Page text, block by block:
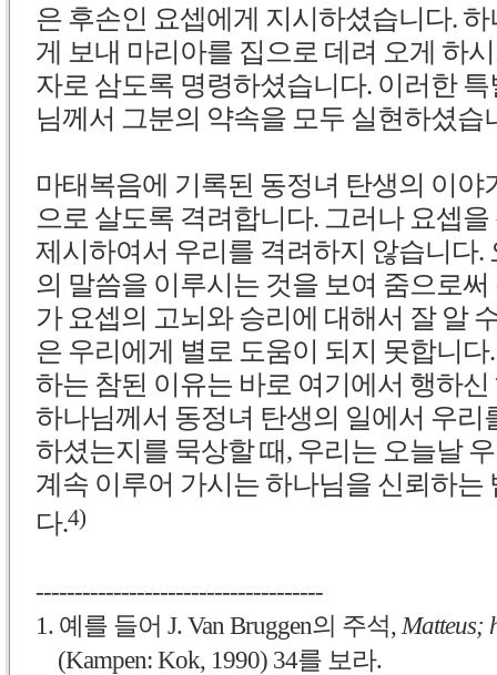
은 후손인 요셉에게 지시하셨습니다.
게 보내 마리아를 집으로 데려 오게 하
자로 삼도록 명령하셨습니다. 이러한
님께서 그분의 약속을 모두 실현하셨습
마태복음에 기록된 동정녀 탄생의 이야
으로 살도록 격려합니다. 그러나 요셉
제시하여서 우리를 격려하지 않습니다.
의 말씀을 이루시는 것을 보여 줌으로
가 요셉의 고뇌와 승리에 대해서 잘 알
은 우리에게 별로 도움이 되지 못합니
하는 참된 이유는 바로 여기에서 행하
하나님께서 동정녀 탄생의 일에서 우리
하셨는지를 묵상할 때, 우리는 오늘날
계속 이루어 가시는 하나님을 신뢰하는
다.4)
-------------------------------------
1. 예를 들어 J. Van Bruggen의 주석, Matteus;
(Kampen: Kok, 1990) 34를 보라.